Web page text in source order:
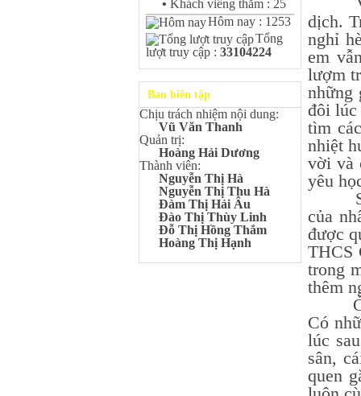
Giải DISTINCTION Toàn
quốc Kỳ thi Toán Quốc tế
Kangaroo – IKMC 2020
Bùi Quang Minh - Lớp 9A3
Giải Ba kỳ thi chọn HSG cấp
tỉnh môn Toán.
Đinh Anh Thư - Lớp 9A3
Giải Nhì kỳ thi chọn HSG cấp
tỉnh môn Sinh học.
Chu Quang Lượng - Lớp
9A3
Giải Ba kỳ thi chọn HSG cấp
tỉnh môn Toán.
Lê Minh Chiến- Lớp 9A3
Giải Ba kỳ thi chọn HSG cấp
tỉnh môn Sinh học.
Giải Ba kỳ thi chọn HSG cấp
• Khách viếng thăm : 25
Hôm nay : 1253
Tổng
lượt truy cập : 33104224
Ban biên tập
Chịu trách nhiệm nội dung:
Vũ Văn Thanh
Quản trị:
Hoàng Hải Dương
Thành viên:
Nguyễn Thị Hà
Nguyễn Thị Thu Hà
Đàm Thị Hải Âu
Đào Thị Thùy Linh
Đỗ Thị Hồng Thắm
Hoàng Thị Hạnh
dịch.
nghỉ
em
lượm
những
đôi lúc
tìm
nhiệt
vời và
yêu
Sau
của
được
THCS
trong
thêm
Ở
Có
lúc
sân,
quen